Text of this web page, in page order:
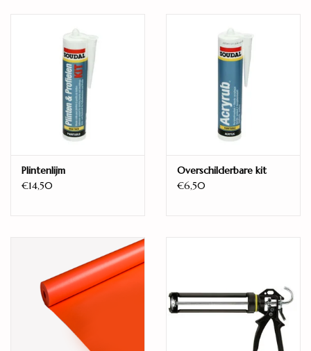
Toplaagdikte (mm)
Kant-en-klaar
Weekmakervrij
Ftalaatvrije weekmakers
Model
Tegel
tot 4 + 4 gespiegeld
Legwijze
Zwevend
Uitermate geschikt voor vloerverwarming
Plintenlijm
€14,50
Overschilderbare kit
€6,50